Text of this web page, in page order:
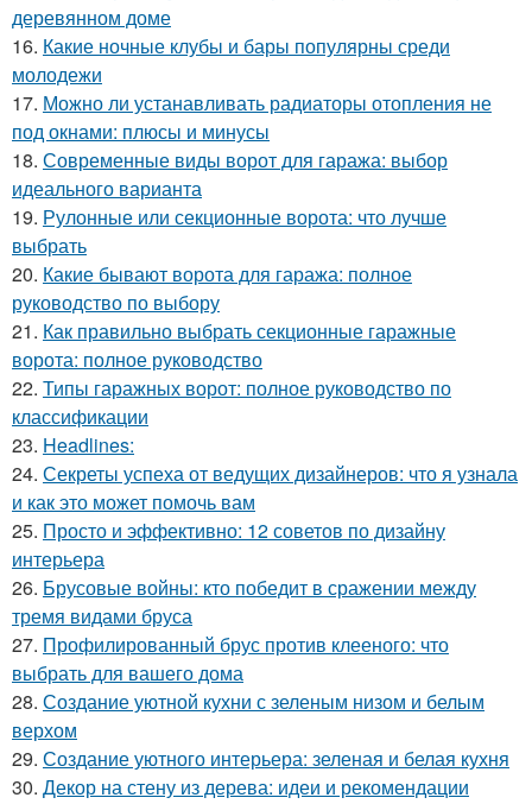
деревянном доме
16. Какие ночные клубы и бары популярны среди
молодежи
17. Можно ли устанавливать радиаторы отопления не
под окнами: плюсы и минусы
18. Современные виды ворот для гаража: выбор
идеального варианта
19. Рулонные или секционные ворота: что лучше
выбрать
20. Какие бывают ворота для гаража: полное
руководство по выбору
21. Как правильно выбрать секционные гаражные
ворота: полное руководство
22. Типы гаражных ворот: полное руководство по
классификации
23. Headlines:
24. Секреты успеха от ведущих дизайнеров: что я узнала
и как это может помочь вам
25. Просто и эффективно: 12 советов по дизайну
интерьера
26. Брусовые войны: кто победит в сражении между
тремя видами бруса
27. Профилированный брус против клееного: что
выбрать для вашего дома
28. Создание уютной кухни с зеленым низом и белым
верхом
29. Создание уютного интерьера: зеленая и белая кухня
30. Декор на стену из дерева: идеи и рекомендации